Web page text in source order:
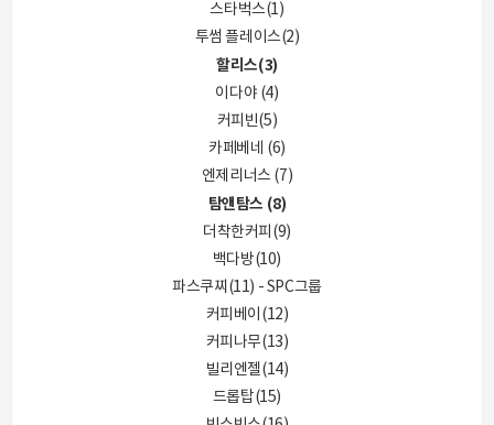
스타벅스(1)
투썸 플레이스(2)
할리스(3)
이다야 (4)
커피빈(5)
카페베네 (6)
엔제리너스 (7)
탐앤탐스 (8)
더착한커피(9)
백다방(10)
파스쿠찌(11) - SPC그룹
커피베이(12)
커피나무(13)
빌리엔젤(14)
드롭탑(15)